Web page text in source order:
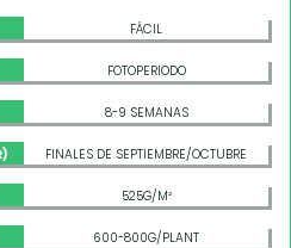
FÁCIL
FOTOPERIODO
8-9 SEMANAS
FINALES DE SEPTIEMBRE/OCTUBRE
525G/M²
600-800G/PLANT